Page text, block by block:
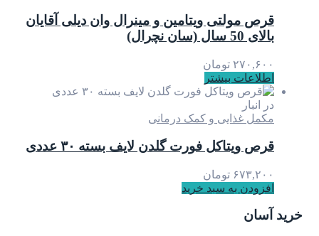
قرص مولتی ویتامین و مینرال وان دیلی آقایان
بالای 50 سال (سان نچرال)
۲۷۰,۶۰۰ تومان
اطلاعات بیشتر
در انبار
مکمل غذایی و کمک درمانی
قرص ویتاکل فورت گلدن لایف بسته ۳۰ عددی
۶۷۳,۲۰۰ تومان
افزودن به سبد خرید
خرید آسان